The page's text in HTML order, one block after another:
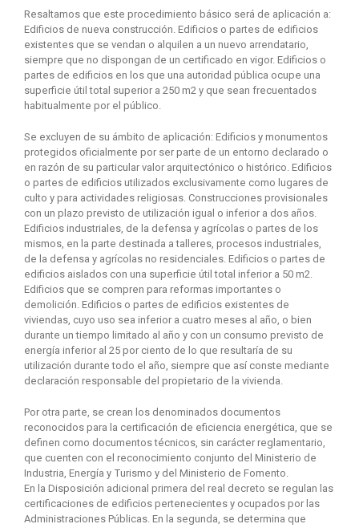
Resaltamos que este procedimiento básico será de aplicación a:
Edificios de nueva construcción. Edificios o partes de edificios
existentes que se vendan o alquilen a un nuevo arrendatario,
siempre que no dispongan de un certificado en vigor. Edificios o
partes de edificios en los que una autoridad pública ocupe una
superficie útil total superior a 250 m2 y que sean frecuentados
habitualmente por el público.
Se excluyen de su ámbito de aplicación: Edificios y monumentos
protegidos oficialmente por ser parte de un entorno declarado o
en razón de su particular valor arquitectónico o histórico. Edificios
o partes de edificios utilizados exclusivamente como lugares de
culto y para actividades religiosas. Construcciones provisionales
con un plazo previsto de utilización igual o inferior a dos años.
Edificios industriales, de la defensa y agrícolas o partes de los
mismos, en la parte destinada a talleres, procesos industriales,
de la defensa y agrícolas no residenciales. Edificios o partes de
edificios aislados con una superficie útil total inferior a 50 m2.
Edificios que se compren para reformas importantes o
demolición. Edificios o partes de edificios existentes de
viviendas, cuyo uso sea inferior a cuatro meses al año, o bien
durante un tiempo limitado al año y con un consumo previsto de
energía inferior al 25 por ciento de lo que resultaría de su
utilización durante todo el año, siempre que así conste mediante
declaración responsable del propietario de la vivienda.
Por otra parte, se crean los denominados documentos
reconocidos para la certificación de eficiencia energética, que se
definen como documentos técnicos, sin carácter reglamentario,
que cuenten con el reconocimiento conjunto del Ministerio de
Industria, Energía y Turismo y del Ministerio de Fomento.
En la Disposición adicional primera del real decreto se regulan las
certificaciones de edificios pertenecientes y ocupados por las
Administraciones Públicas. En la segunda, se determina que